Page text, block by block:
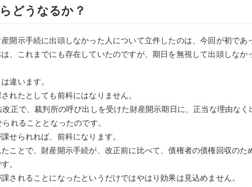
どうなるか？
開示手続に出頭しなかった人について立件したのは、今回が初であ
、これまでにも存在していたのですが、期日を無視して出頭しな
違います。
れたとしても前科にはなりません。
正で、裁判所の呼び出しを受けた財産開示期日に、正当な理由な
れることとなったのです。
せられれば、前科になります。
ことで、財産開示手続が、改正前に比べて、債権者の債権回収のた
。
されることになったというだけではやはり効果は見込めません。